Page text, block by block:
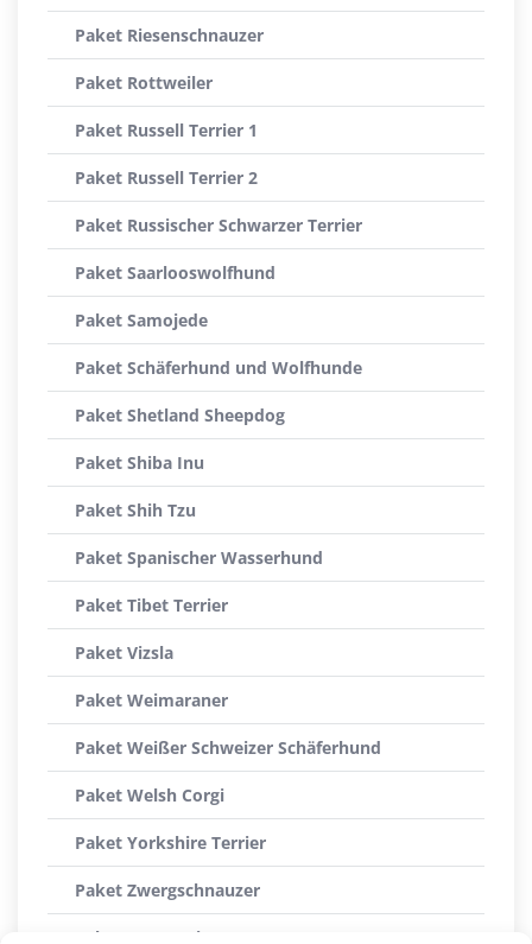
Paket Riesenschnauzer
Paket Rottweiler
Paket Russell Terrier 1
Paket Russell Terrier 2
Paket Russischer Schwarzer Terrier
Paket Saarlooswolfhund
Paket Samojede
Paket Schäferhund und Wolfhunde
Paket Shetland Sheepdog
Paket Shiba Inu
Paket Shih Tzu
Paket Spanischer Wasserhund
Paket Tibet Terrier
Paket Vizsla
Paket Weimaraner
Paket Weißer Schweizer Schäferhund
Paket Welsh Corgi
Paket Yorkshire Terrier
Paket Zwergschnauzer
Paket Zwergspitz